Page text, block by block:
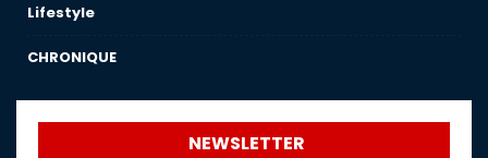
Lifestyle
CHRONIQUE
NEWSLETTER